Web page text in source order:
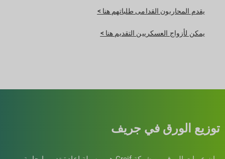
يقدم المحاربون القدامى طلباتهم هنا >
يمكن لأزواج العسكريين التقديم هنا >
توزيع الورق في جريف